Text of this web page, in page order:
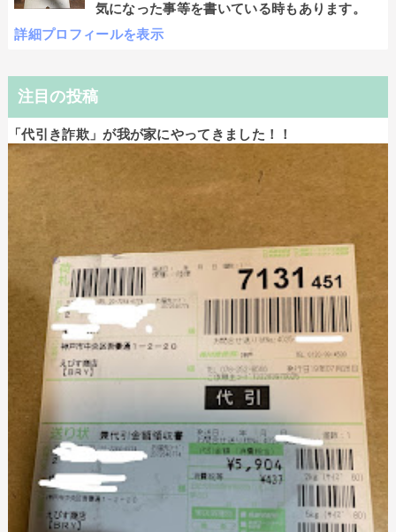
気になった事等を書いている時もあります。
詳細プロフィールを表示
注目の投稿
「代引き詐欺」が我が家にやってきました！！